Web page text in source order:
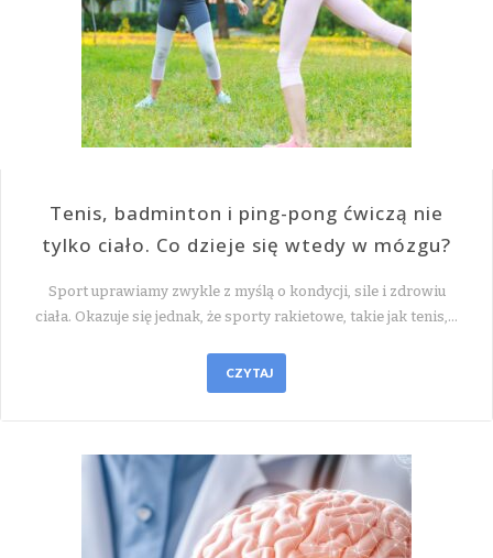
Tenis, badminton i ping-pong ćwiczą nie
tylko ciało. Co dzieje się wtedy w mózgu?
Sport uprawiamy zwykle z myślą o kondycji, sile i zdrowiu
ciała. Okazuje się jednak, że sporty rakietowe, takie jak tenis,…
CZYTAJ